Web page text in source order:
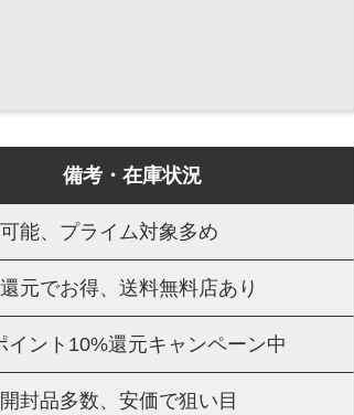
備考・在庫状況
能、プライム対象多め
元でお得、送料無料店あり
イント10%還元キャンペーン中
封品多数、安価で狙い目